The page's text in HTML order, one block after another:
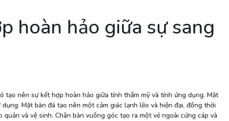
hoàn hảo giữa sự sang
nên sự kết hợp hoàn hảo giữa tính thẩm mỹ và tính ứng dụng. Mặt
Mặt bàn đá tạo nên một cảm giác lạnh lẽo và hiện đại, đồng thời
và vệ sinh. Chân bàn vuông góc tạo ra một vẻ ngoài cứng cáp và